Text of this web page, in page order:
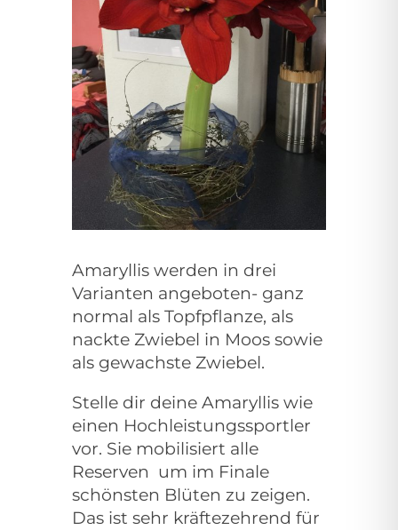
Amaryllis werden in drei
Varianten angeboten- ganz
normal als Topfpflanze, als
nackte Zwiebel in Moos sowie
als gewachste Zwiebel.
Stelle dir deine Amaryllis wie
einen Hochleistungssportler
vor. Sie mobilisiert alle
Reserven um im Finale
schönsten Blüten zu zeigen.
Das ist sehr kräftezehrend für